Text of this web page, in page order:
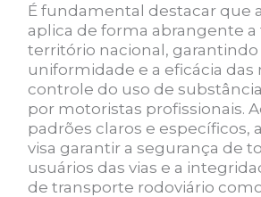
É fundamental destacar que
aplica de forma abrangente a
território nacional, garantindo
uniformidade e a eficácia das
controle do uso de
por motoristas profissionais.
padrões claros e específicos,
visa garantir a segurança de
usuários das vias e a
de transporte rodoviário